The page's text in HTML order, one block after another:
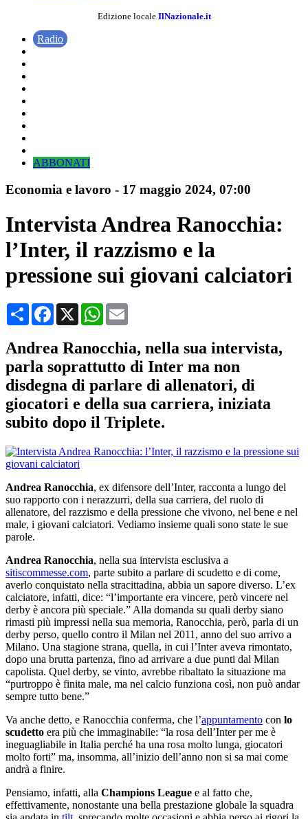
Edizione locale IlNazionale.it
Radio
ABBONATI
Economia e lavoro - 17 maggio 2024, 07:00
Intervista Andrea Ranocchia:
l’Inter, il razzismo e la
pressione sui giovani calciatori
CondividiFacebook
X WhatsApp
Andrea Ranocchia, nella sua intervista,
parla soprattutto di Inter ma non
disdegna di parlare di allenatori, di
giocatori e della sua carriera, iniziata
subito dopo il Triplete.
Andrea Ranocchia, ex difensore dell’Inter, racconta a lungo del
suo rapporto con i nerazzurri, della sua carriera, del ruolo di
allenatore, del razzismo e della pressione che vivono, nel bene e nel
male, i giovani calciatori. Vediamo insieme quali sono state le sue
parole.
Andrea Ranocchia, nella sua intervista esclusiva a
sitiscommesse.com, parte subito a parlare di scudetto e di come,
averlo conquistato nella stracittadina, abbia un sapore diverso. L’ex
calciatore, infatti, dice: “l’importante era vincere, però vincere nel
derby è ancora più speciale.” Alla domanda su quali derby siano
rimasti più impressi nella sua memoria, Ranocchia, però, parla di un
derby perso, quello contro il Milan nel 2011, anno del suo arrivo a
Milano. Una stagione strana, quella, in cui l’Inter aveva rimontato,
dopo una brutta partenza, fino ad arrivare a due punti dal Milan
capolista. Quel derby, se vinto, avrebbe ribaltato la situazione ma
“purtroppo è finita male, ma nel calcio funziona così, non può andar
sempre tutto bene.”
Va anche detto, e Ranocchia conferma, che l’appuntamento con lo
scudetto era più che immaginabile: “la rosa dell’Inter per me è
ineguagliabile in Italia perché ha una rosa molto lunga, giocatori
molto forti” ma, insomma, all’inizio dell’anno non si sa mai come
andrà a finire.
Pensiamo, infatti, alla Champions League e al fatto che,
effettivamente, nonostante una bella prestazione globale la squadra